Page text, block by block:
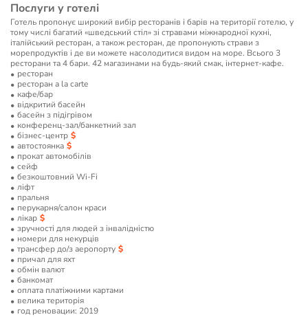
Послуги у готелі
Готель пропонує широкий вибір ресторанів і барів на території готелю, у
тому числі багатий «шведський стіл» зі стравами міжнародної кухні,
італійський ресторан, а також ресторан, де пропонують страви з
морепродуктів і де ви можете насолодитися видом на море. Всього 3
ресторани та 4 бари. 42 магазинами на будь-який смак, інтернет-кафе.
ресторан
ресторан a la carte
кафе/бар
відкритий басейн
басейн з підігрівом
конференц-зал/банкетний зал
бізнес-центр
автостоянка
прокат автомобілів
сейф
безкоштовний Wi-Fi
ліфт
пральня
перукарня/салон краси
лікар
зручності для людей з інвалідністю
номери для некурців
трансфер до/з аеропорту
причал для яхт
обмін валют
банкомат
оплата платіжними картами
велика територія
год реновации: 2019